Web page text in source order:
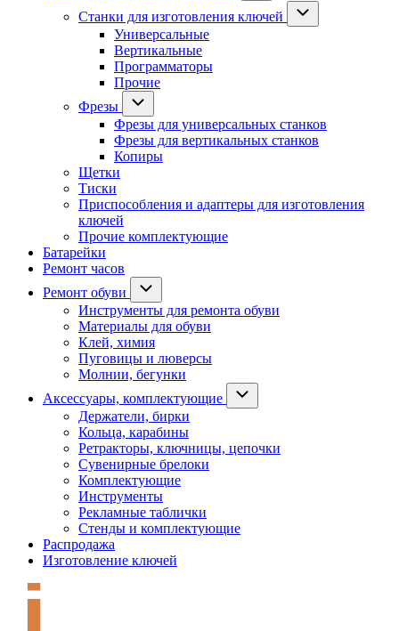
Станки для изготовления ключей
Универсальные
Вертикальные
Программаторы
Прочие
Фрезы
Фрезы для универсальных станков
Фрезы для вертикальных станков
Копиры
Щетки
Тиски
Приспособления и адаптеры для изготовления
ключей
Прочие комплектующие
Батарейки
Ремонт часов
Ремонт обуви
Инструменты для ремонта обуви
Материалы для обуви
Клей, химия
Пуговицы и люверсы
Молнии, бегунки
Аксессуары, комплектующие
Держатели, бирки
Кольца, карабины
Ретракторы, ключницы, цепочки
Сувенирные брелоки
Комплектующие
Инструменты
Рекламные таблички
Стенды и комплектующие
Распродажа
Изготовление ключей